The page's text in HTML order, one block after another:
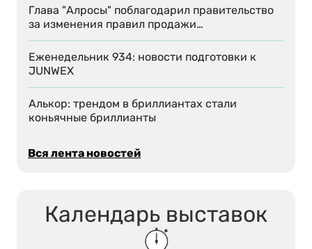
Глава "Алросы" поблагодарил правительство
за изменения правил продажи…
Еженедельник 934: новости подготовки к
JUNWEX
Алькор: трендом в бриллиантах стали
коньячные бриллианты
Вся лента новостей
Календарь выставок